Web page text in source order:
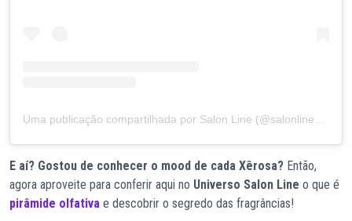
E aí? Gostou de conhecer o mood de cada Xêrosa? Então,
agora aproveite para conferir aqui no Universo Salon Line o que é
pirâmide olfativa e descobrir o segredo das fragrâncias!